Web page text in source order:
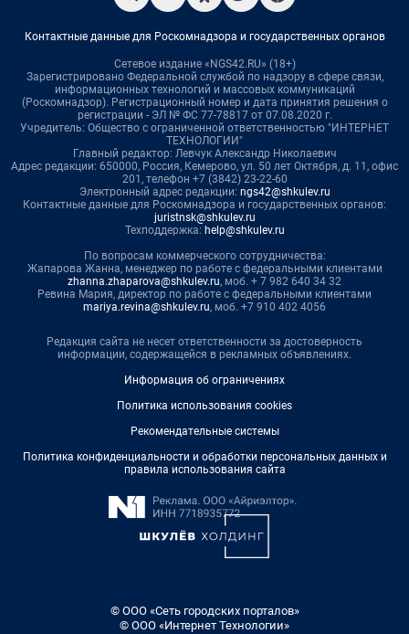
Контактные данные для Роскомнадзора и государственных органов
Сетевое издание «NGS42.RU» (18+)
Зарегистрировано Федеральной службой по надзору в сфере связи,
информационных технологий и массовых коммуникаций
(Роскомнадзор). Регистрационный номер и дата принятия решения о
регистрации - ЭЛ № ФС 77-78817 от 07.08.2020 г.
Учредитель: Общество с ограниченной ответственностью "ИНТЕРНЕТ
ТЕХНОЛОГИИ"
Главный редактор: Левчук Александр Николаевич
Адрес редакции: 650000, Россия, Кемерово, ул. 50 лет Октября, д. 11, офис
201, телефон +7 (3842) 23-22-60
Электронный адрес редакции: ngs42@shkulev.ru
Контактные данные для Роскомнадзора и государственных органов:
juristnsk@shkulev.ru
Техподдержка: help@shkulev.ru
По вопросам коммерческого сотрудничества:
Жапарова Жанна, менеджер по работе с федеральными клиентами
zhanna.zhaparova@shkulev.ru, моб. + 7 982 640 34 32
Ревина Мария, директор по работе с федеральными клиентами
mariya.revina@shkulev.ru, моб. +7 910 402 4056
Редакция сайта не несет ответственности за достоверность
информации, содержащейся в рекламных объявлениях.
Информация об ограничениях
Политика использования cookies
Рекомендательные системы
Политика конфиденциальности и обработки персональных данных и
правила использования сайта
© ООО «Сеть городских порталов»
© ООО «Интернет Технологии»